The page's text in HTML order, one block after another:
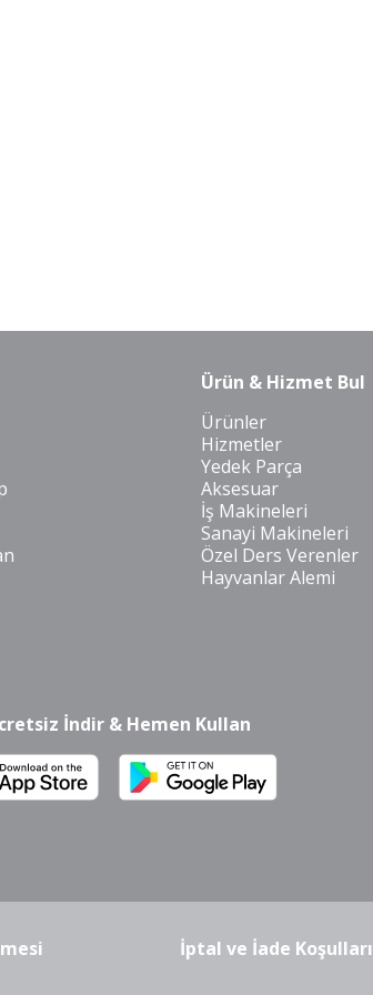
Ürün & Hizmet Bul
Ürünler
Hizmetler
Yedek Parça
Aksesuar
İş Makineleri
Sanayi Makineleri
Özel Ders Verenler
Hayvanlar Alemi
İndir & Hemen Kullan
İptal ve İade Koşulları